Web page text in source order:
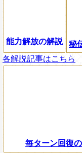
能力解放の解説
秘
各解説記事はこちら
毎ターン回復